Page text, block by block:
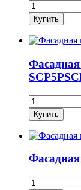
Фасадная